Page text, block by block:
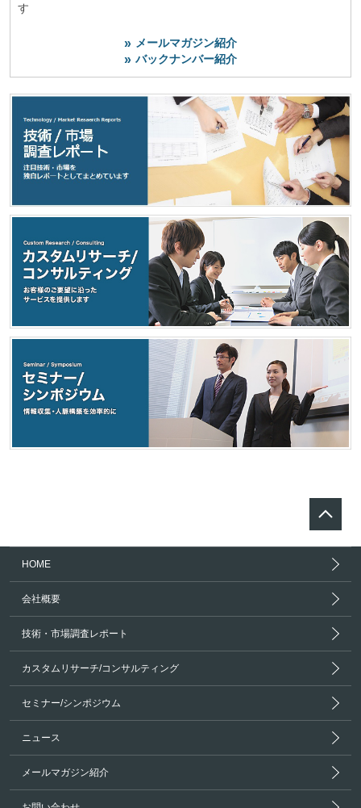
す
メールマガジン紹介
バックナンバー紹介
HOME
会社概要
技術・市場調査レポート
カスタムリサーチ/コンサルティング
セミナー/シンポジウム
ニュース
メールマガジン紹介